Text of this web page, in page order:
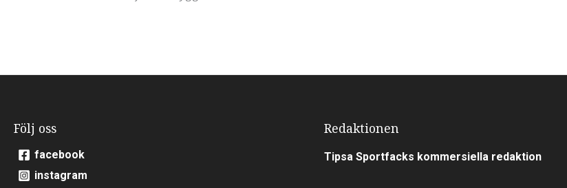
Följ oss
facebook
instagram
Redaktionen
Tipsa Sportfacks kommersiella redaktion